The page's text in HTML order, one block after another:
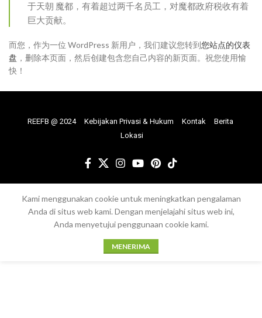
于天朝 魔都，有着超过两千名员工，对魔都政府税收有着
巨大贡献。
而您，作为一位 WordPress 新用户，我们建议您转到您站点的仪表
盘 ，删除本页面，然后创建包含您自己内容的新页面。祝您使用愉
快！
REEFB @ 2024 Kebijakan Privasi & Hukum Kontak
Berita
Lokasi
Kami menggunakan cookie untuk meningkatkan pengalaman
Anda di situs web kami. Dengan menjelajahi situs web ini,
Anda menyetujui penggunaan cookie kami.
MENERIMA